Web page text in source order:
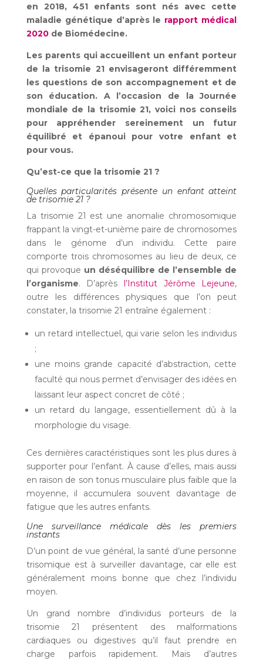
en 2018, 451 enfants sont nés avec cette
maladie génétique d’après le rapport médical
2020de Biomédecine.
Les parents qui accueillent un enfant porteur
de la trisomie 21 envisageront différemment
les questions de son accompagnement et de
son éducation. A l’occasion de la Journée
mondiale de la trisomie 21, voici nos conseils
pour appréhender sereinement un futur
équilibré et épanoui pour votre enfant et
pour vous.
Qu’est-ce que la trisomie 21 ?
Quelles particularités présente un enfant atteint
de trisomie 21 ?
La trisomie 21 est une anomalie chromosomique
frappant la vingt-et-unième paire de chromosomes
dans le génome d’un individu. Cette paire
comporte trois chromosomes au lieu de deux, ce
qui provoque un déséquilibre de l’ensemble de
l’organisme. D’après l’Institut Jérôme Lejeune,
outre les différences physiques que l’on peut
constater, la trisomie 21 entraîne également :
un retard intellectuel, qui varie selon les individus
;
une moins grande capacité d’abstraction, cette
faculté qui nous permet d’envisager des idées en
laissant leur aspect concret de côté ;
un retard du langage, essentiellement dû à la
morphologie du visage.
Ces dernières caractéristiques sont les plus dures à
supporter pour l’enfant. À cause d’elles, mais aussi
en raison de son tonus musculaire plus faible que la
moyenne, il accumulera souvent davantage de
fatigue que les autres enfants.
Une surveillance médicale dès les premiers
instants
D’un point de vue général, la santé d’une personne
trisomique est à surveiller davantage, car elle est
généralement moins bonne que chez l’individu
moyen.
Un grand nombre d’individus porteurs de la
trisomie 21 présentent des malformations
cardiaques ou digestives qu’il faut prendre en
charge parfois rapidement. Mais d’autres